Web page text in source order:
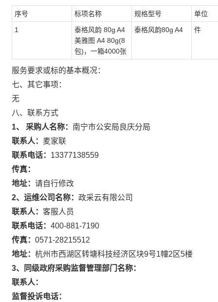
序号 标项名称 规格型号 单位
1
泰格风韵 80g A4
美雅图 A4 80g(8
包)，一箱4000张
泰格风韵80g A4 件
服务要求或标的基本概况：
七、其它事项：
无
八、联系方式
1、 采购人名称： 南宁市公安局良庆分局
联系人： 麦家联
联系电话： 13377138559
传真：
地址： 请自行修改
2、运维公司名称： 政采云有限公司
联系人： 客服人员
联系电话： 400-881-7190
传真： 0571-28215512
地址： 杭州市西湖区转塘科技经济区块9号1幢2区5楼
3、同级政府采购监督管理部门名称：
联系人：
监督投诉电话：